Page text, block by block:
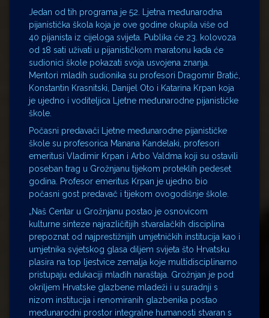
Jedan od tih programa je 52. Ljetna međunarodna
pijanistička škola koja je ove godine okupila više od
40 pijanista iz cijeloga svijeta. Publika će 23. kolovoza
od 18 sati uživati u pijanističkom maratonu kada će
sudionici škole pokazati svoja usvojena znanja.
Mentori mladih sudionika su profesori Dragomir Bratić,
Konstantin Krasnitski, Danijel Oto i Katarina Krpan koja
je ujedno i voditeljica Ljetne međunarodne pijanističke
škole.
Počasni predavači Ljetne međunarodne pijanističke
škole su profesorica Manana Kandelaki, profesori
emeritusi Vladimir Krpan i Arbo Valdma koji su ostavili
poseban trag u Grožnjanu tijekom proteklih pedeset
godina. Profesor emeritus Krpan je ujedno bio
počasni gost predavač i tijekom ovogodišnje škole.
„Naš Centar u Grožnjanu postao je osnovicom
kulturne sinteze najrazličitijih stvaralačkih disciplina
prepoznat od najprestižnijih umjetničkih institucija kao i
umjetnika svjetskog glasa diljem svijeta što Hrvatsku
plasira na top ljestvice zemalja koje multidisciplinarno
pristupaju edukaciji mlađih naraštaja. Grožnjan je pod
okriljem Hrvatske glazbene mladeži i u suradnji s
nizom institucija i renomiranih glazbenika postao
međunarodni prostor integralne humanosti stvaran s